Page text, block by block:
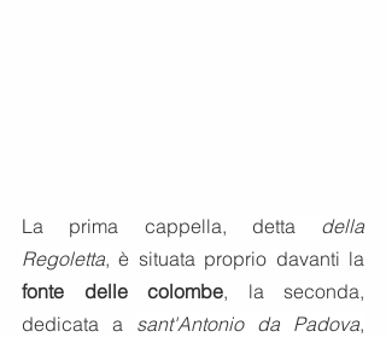
La prima cappella, detta della
Regoletta,
fonte delle colombe, la seconda,
dedicata a sant'Antonio da Padova,